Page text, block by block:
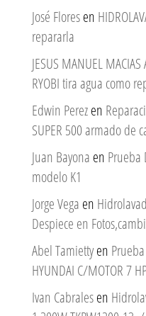
José Floresen
repararla
JESUS MANUEL MACIAS
RYOBI tira agua como
Edwin Perezen
SUPER 500 armado de
Juan Bayona en Prueba
modelo K1
Jorge Vega en
Despiece en
Abel Tamiettyen
HYUNDAI C/MOTOR 7
Ivan Cabralesen